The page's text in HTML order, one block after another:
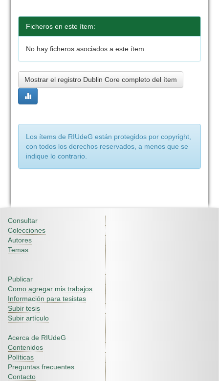
Ficheros en este ítem:
No hay ficheros asociados a este ítem.
Mostrar el registro Dublin Core completo del ítem
Los ítems de RIUdeG están protegidos por copyright,
con todos los derechos reservados, a menos que se
indique lo contrario.
Consultar
Colecciones
Autores
Temas
Publicar
Como agregar mis trabajos
Información para tesistas
Subir tesis
Subir artículo
Acerca de RIUdeG
Contenidos
Políticas
Preguntas frecuentes
Contacto